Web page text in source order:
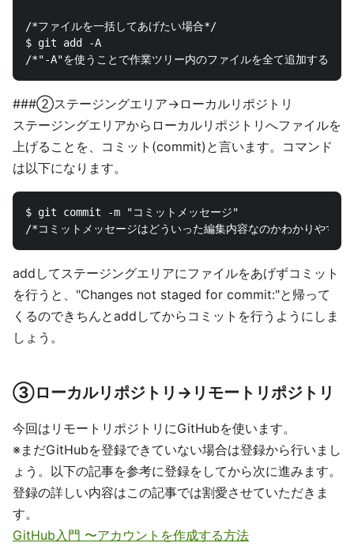
/*ファイルを一括してあげたい場合*/
$ git add -A
###②ステージングエリア→ローカルリポジトリ
ステージングエリアからローカルリポジトリへファイルを
上げることを、コミット(commit)と言います。コマンド
は以下になります。
$ git commit -m "コミットメッセージ"
addしてステージングエリアにファイルをあげずコミット
を行うと、"Changes not staged for commit:"と帰って
くるのできちんとaddしてからコミットを行うようにしま
しょう。
③ローカルリポジトリ→リモートリポジトリ
今回はリモートリポジトリにGitHubを使います。
※まだGitHubを登録できていない場合は登録から行いまし
ょう。以下の記事を参考に登録をしてから次に進みます。
登録の詳しい内容はこの記事では割愛させていただきま
す。
GitHub入門 〜アカウントを作成する方法